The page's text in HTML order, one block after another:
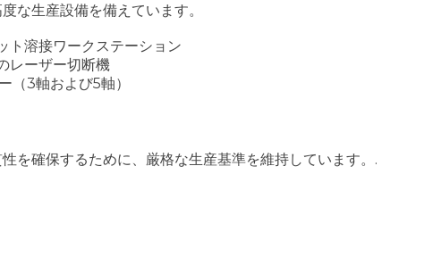
な生産設備を備えています。
ト溶接ワークステーション
レーザー切断機
（3軸および5軸）
を確保するために、厳格な生産基準を維持しています。.